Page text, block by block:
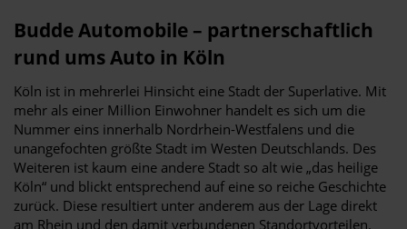
Budde Automobile – partnerschaftlich
rund ums Auto in Köln
Köln ist in mehrerlei Hinsicht eine Stadt der Superlative. Mit
mehr als einer Million Einwohner handelt es sich um die
Nummer eins innerhalb Nordrhein-Westfalens und die
unangefochten größte Stadt im Westen Deutschlands. Des
Weiteren ist kaum eine andere Stadt so alt wie „das heilige
Köln“ und blickt entsprechend auf eine so reiche Geschichte
zurück. Diese resultiert unter anderem aus der Lage direkt
am Rhein und den damit verbundenen Standortvorteilen.